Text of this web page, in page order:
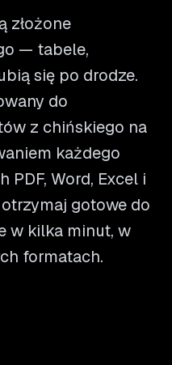
złożone
— tabele,
się po drodze.
do
z chińskiego na
każdego
PDF, Word, Excel i
gotowe do
w kilka minut, w
formatach.